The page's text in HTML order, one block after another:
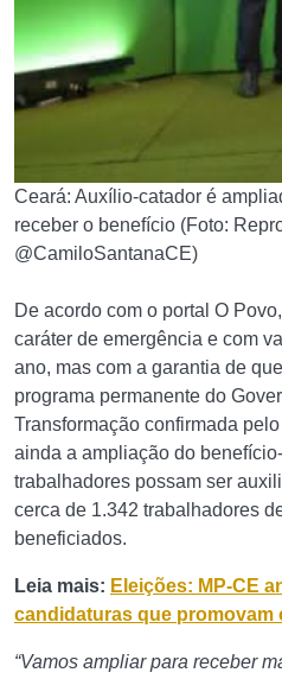
Ceará: Auxílio-catador é
receber o benefício (Foto:
@CamiloSantanaCE)
De acordo com o portal O
caráter de emergência e com
ano, mas com a garantia de
programa permanente do
Transformação confirmada
ainda a ampliação do
trabalhadores possam ser
cerca de 1.342 trabalhadores
beneficiados.
Leia mais: Eleições: MP-CE
candidaturas que promovam
“Vamos ampliar para receber